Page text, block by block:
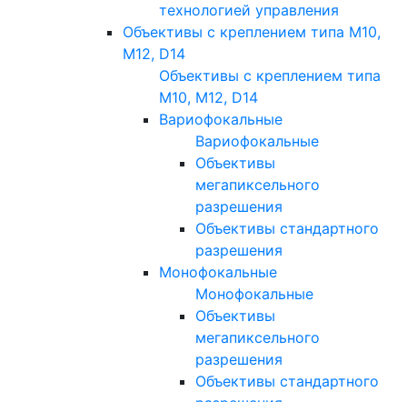
технологией управления
Объективы с креплением типа M10,
M12, D14
Объективы с креплением типа
M10, M12, D14
Вариофокальные
Вариофокальные
Объективы
мегапиксельного
разрешения
Объективы стандартного
разрешения
Монофокальные
Монофокальные
Объективы
мегапиксельного
разрешения
Объективы стандартного